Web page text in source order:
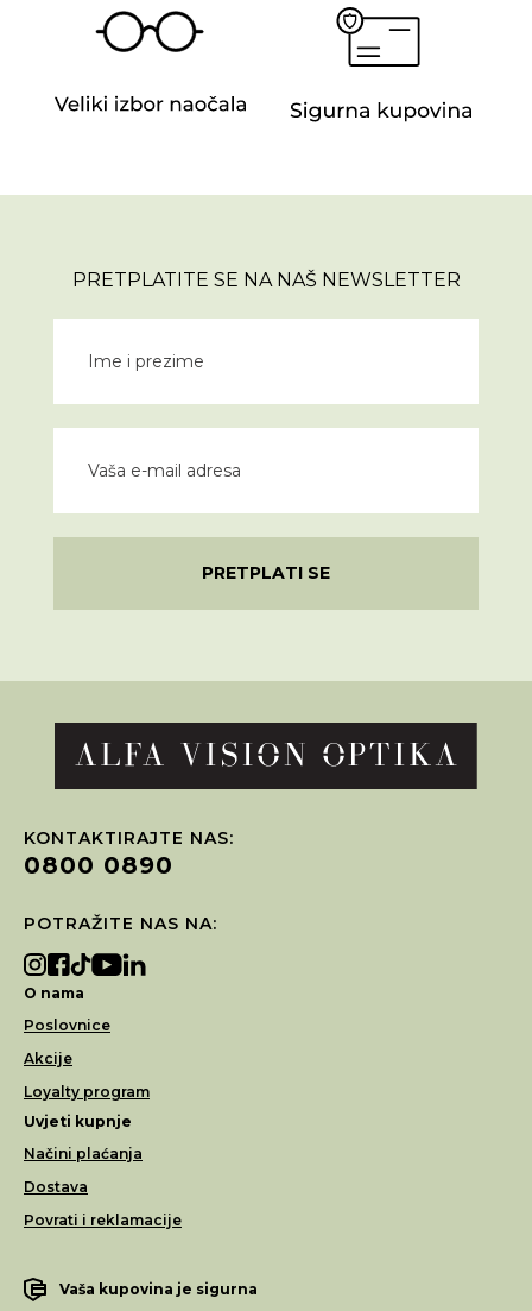
PRETPLATITE SE NA NAŠ NEWSLETTER
PRETPLATI SE
KONTAKTIRAJTE NAS:
0800 0890
POTRAŽITE NAS NA:
O nama
Poslovnice
Akcije
Loyalty program
Uvjeti kupnje
Načini plaćanja
Dostava
Povrati i reklamacije
Vaša kupovina je sigurna